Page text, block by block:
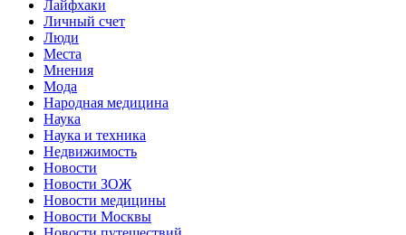
Лайфхаки
Личный счет
Люди
Места
Мнения
Мода
Народная медицина
Наука
Наука и техника
Недвижимость
Новости
Новости ЗОЖ
Новости медицины
Новости Москвы